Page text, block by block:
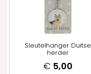
Sleutelhanger Duitse
herder
€ 5,00